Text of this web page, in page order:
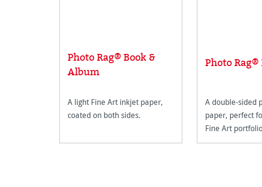
Photo Rag® Book &
Album
A light Fine Art inkjet paper,
coated on both sides.
Photo Rag®
A double-sided
paper, perfect
Fine Art